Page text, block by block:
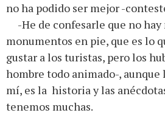
no ha podido ser mejor -
-He de confesarle que no hay
monumentos en pie, que es lo
gustar a los turistas, pero los
hombre todo animado-,
mí, es la historia y las
tenemos muchas.